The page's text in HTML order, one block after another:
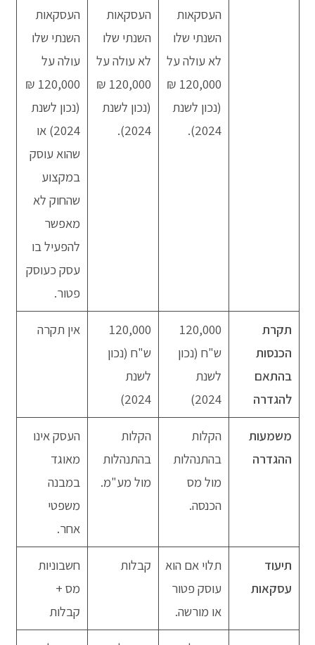
העסקאות
השנתי שלו
לא עולה על
120,000 ₪
(נכון לשנת
2024).
העסקאות
השנתי שלו
לא עולה על
120,000 ₪
(נכון לשנת
2024).
העסקאות
השנתי שלו
עולה על
120,000 ₪
(נכון לשנת
2024) או
שהוא עוסק
במקצוע
שהחוק לא
מאפשר
להפעיל בו
עסק כעוסק
פטור.
תקרת
הכנסות
בהתאם
להגדרה
120,000
ש"ח (נכון
לשנת
2024)
120,000
ש"ח (נכון
לשנת
2024)
אין תקרה
משמעות
ההגדרה
הקלות
בהתנהלות
מול מס
הכנסה.
הקלות
בהתנהלות
מול מע"מ.
העסק אינו
מאוגד
במבנה
משפטי
אחר.
תיעוד
עסקאות
תלוי אם הוא
עוסק פטור
או מורשה.
קבלות
חשבוניות
מס +
קבלות